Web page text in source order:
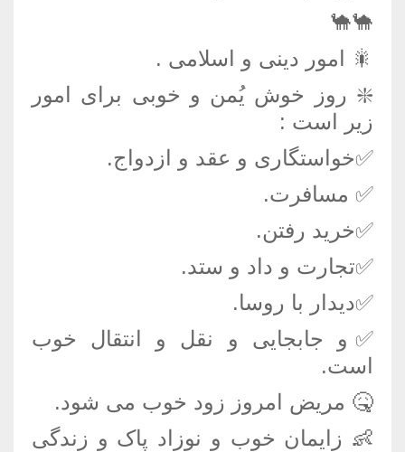
🐪🐪
🎇 امور دینی و اسلامی .
❇️ روز خوش یُمن و خوبی برای امور
زیر است :
✅خواستگاری و عقد و ازدواج.
✅ مسافرت.
✅خرید رفتن.
✅تجارت و داد و ستد.
✅دیدار با روسا.
✅و جابجایی و نقل و انتقال خوب
است.
🤒 مریض امروز زود خوب می شود.
👶 زایمان خوب و نوزاد پاک و زندگی